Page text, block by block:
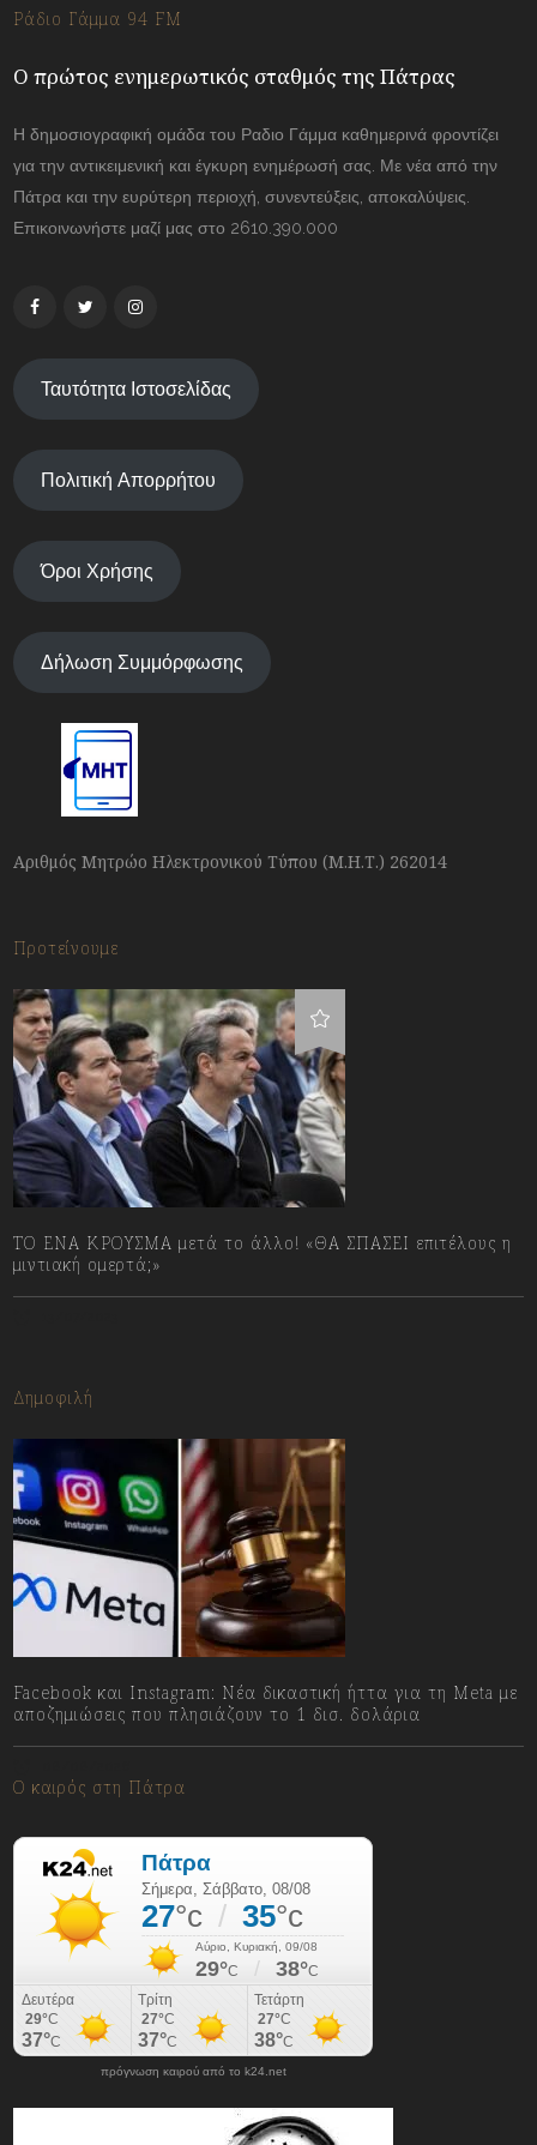
Ράδιο Γάμμα 94 FM
Ο πρώτος ενημερωτικός σταθμός της Πάτρας
Η δημοσιογραφική ομάδα του Ραδιο Γάμμα καθημερινά φροντίζει
για την αντικειμενική και έγκυρη ενημέρωσή σας. Με νέα από την
Πάτρα και την ευρύτερη περιοχή, συνεντεύξεις, αποκαλύψεις.
Επικοινωνήστε μαζί μας στο 2610.390.000
Ταυτότητα Ιστοσελίδας
Πολιτική Απορρήτου
Όροι Χρήσης
Δήλωση Συμμόρφωσης
Αριθμός Μητρώο Ηλεκτρονικού Τύπου (Μ.Η.Τ.) 262014
Προτείνουμε
ΤΟ ΕΝΑ ΚΡΟΥΣΜΑ μετά το άλλο! «ΘΑ ΣΠΑΣΕΙ επιτέλους η
μιντιακή ομερτά;»
Δημοφιλή
Facebook και Instagram: Νέα δικαστική ήττα για τη Meta με
αποζημιώσεις που πλησιάζουν το 1 δισ. δολάρια
Ο καιρός στη Πάτρα
πρόγνωση καιρού από το k24.net